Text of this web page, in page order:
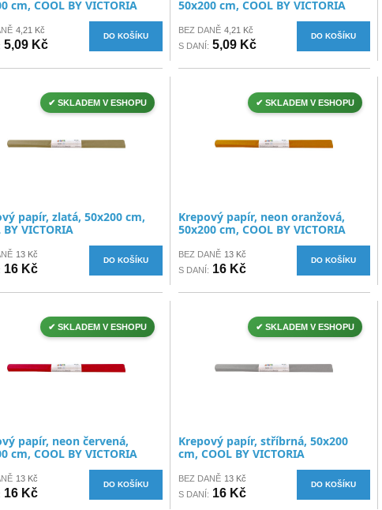
cm, COOL BY VICTORIA
4,21 Kč
5,09 Kč
DO KOŠÍKU
50x200 cm, COOL BY VICTORIA
BEZ DANĚ 4,21 Kč
S DANÍ: 5,09 Kč
DO KOŠÍKU
✔ SKLADEM V ESHOPU
papír, zlatá, 50x200 cm,
BY VICTORIA
13 Kč
16 Kč
DO KOŠÍKU
✔ SKLADEM V ESHOPU
Krepový papír, neon oranžová,
50x200 cm, COOL BY VICTORIA
BEZ DANĚ 13 Kč
S DANÍ: 16 Kč
DO KOŠÍKU
✔ SKLADEM V ESHOPU
papír, neon červená,
cm, COOL BY VICTORIA
13 Kč
16 Kč
DO KOŠÍKU
✔ SKLADEM V ESHOPU
Krepový papír, stříbrná, 50x200
cm, COOL BY VICTORIA
BEZ DANĚ 13 Kč
S DANÍ: 16 Kč
DO KOŠÍKU